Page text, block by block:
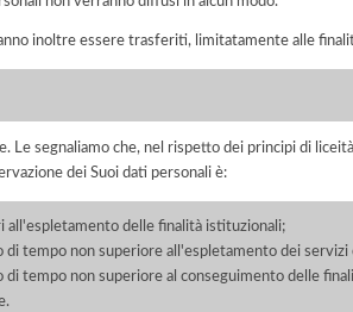
inoltre essere trasferiti, limitatamente alle
Le segnaliamo che, nel rispetto dei principi di
dei Suoi dati personali è:
all'espletamento delle finalità istituzionali;
di tempo non superiore all'espletamento dei servizi
di tempo non superiore al conseguimento delle